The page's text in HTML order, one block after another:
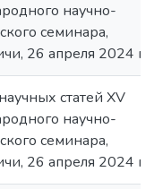
научно-
семинара,
26 апреля 2024
статей XV
научно-
семинара,
26 апреля 2024